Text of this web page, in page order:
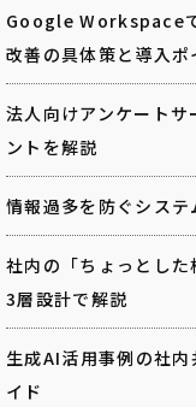
Google Workspace
改善の具体策と導入ポ
法人向けアンケート
ントを解説
情報過多を防ぐシス
社内の「ちょっとした
3層設計で解説
生成AI活用事例の社
イド